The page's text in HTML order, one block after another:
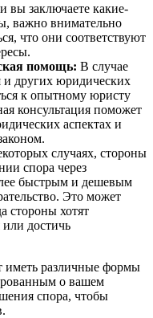
вы заключаете какие-
важно внимательно
что они соответствуют
помощь: В случае
и других юридических
к опытному юристу
консультация поможет
аспектах и
случаях, стороны
спора через
быстрым и дешевым
Это может
стороны хотят
достичь
иметь различные формы
о вашем
спора, чтобы